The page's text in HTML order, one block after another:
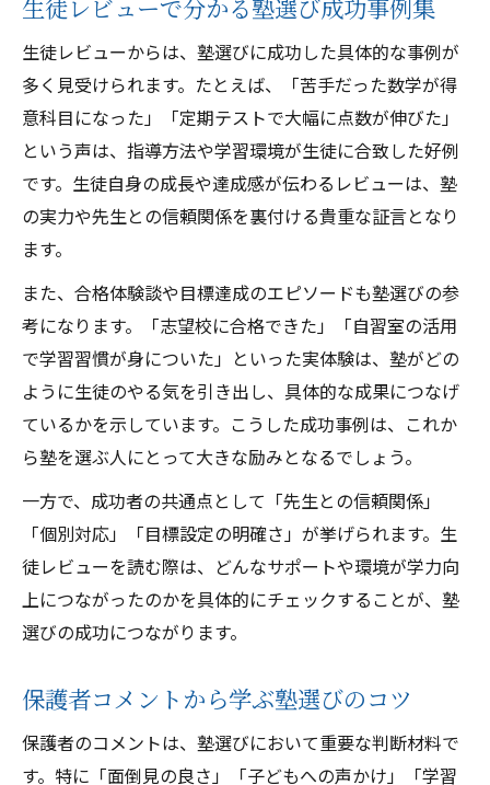
生徒レビューで分かる塾選び成功事例集
生徒レビューからは、塾選びに成功した具体的な事例が
多く見受けられます。たとえば、「苦手だった数学が得
意科目になった」「定期テストで大幅に点数が伸びた」
という声は、指導方法や学習環境が生徒に合致した好例
です。生徒自身の成長や達成感が伝わるレビューは、塾
の実力や先生との信頼関係を裏付ける貴重な証言となり
ます。
また、合格体験談や目標達成のエピソードも塾選びの参
考になります。「志望校に合格できた」「自習室の活用
で学習習慣が身についた」といった実体験は、塾がどの
ように生徒のやる気を引き出し、具体的な成果につなげ
ているかを示しています。こうした成功事例は、これか
ら塾を選ぶ人にとって大きな励みとなるでしょう。
一方で、成功者の共通点として「先生との信頼関係」
「個別対応」「目標設定の明確さ」が挙げられます。生
徒レビューを読む際は、どんなサポートや環境が学力向
上につながったのかを具体的にチェックすることが、塾
選びの成功につながります。
保護者コメントから学ぶ塾選びのコツ
保護者のコメントは、塾選びにおいて重要な判断材料で
す。特に「面倒見の良さ」「子どもへの声かけ」「学習